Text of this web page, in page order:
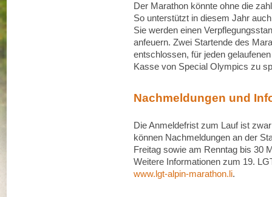
Der Marathon könnte ohne die
So unterstützt in diesem Jahr
Sie werden einen
anfeuern. Zwei Startende des
entschlossen, für jeden
Kasse von Special Olympics zu
Nachmeldungen und
Die Anmeldefrist zum Lauf ist
können Nachmeldungen an der
Freitag sowie am Renntag bis 30
Weitere Informationen zum 19.
www.lgt-alpin-marathon.li.